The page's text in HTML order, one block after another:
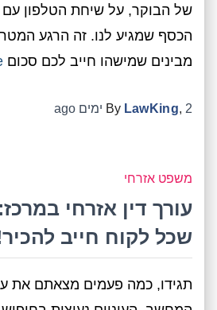
של הבוקר, על שיחת הטלפון
הכסף שמגיע לנו. זה הרגע
מבינים שמישהו חייב לכם סכום
By LawKing, 2 ימים ago
משפט אזרחי
עורך דין אזרחי
שכל לקוח חייב
תגידו, כמה פעמים מצאתם את